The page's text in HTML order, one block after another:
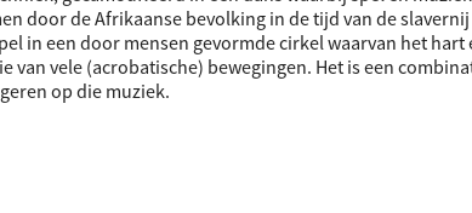
door de Afrikaanse bevolking in de tijd van de
in een door mensen gevormde cirkel waarvan het
van vele (acrobatische) bewegingen. Het is een
op die muziek.